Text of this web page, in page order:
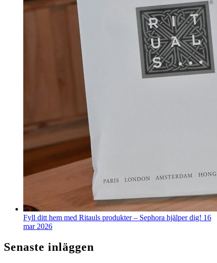
Fyll ditt hem med Ritauls produkter – Sephora hjälper dig! 16
mar 2026
Senaste inläggen